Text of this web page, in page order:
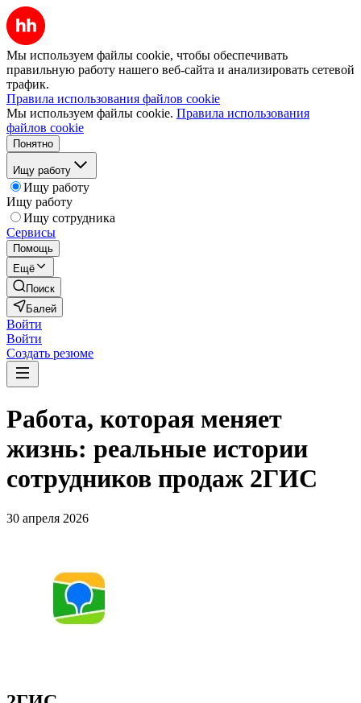
Мы используем файлы cookie, чтобы обеспечивать
правильную работу нашего веб-сайта и анализировать сетевой
трафик.
Правила использования файлов cookie
Мы используем файлы cookie. Правила использования
файлов cookie
Понятно
Ищу работу
Ищу работу
Ищу работу
Ищу сотрудника
Сервисы
Помощь
Ещё
Поиск
Балей
Войти
Войти
Создать резюме
Работа, которая меняет
жизнь: реальные истории
сотрудников продаж 2ГИС
30 апреля 2026